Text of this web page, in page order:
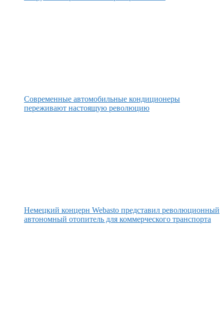
Современные автомобильные кондиционеры
переживают настоящую революцию
Немецкий концерн Webasto представил революционный
автономный отопитель для коммерческого транспорта